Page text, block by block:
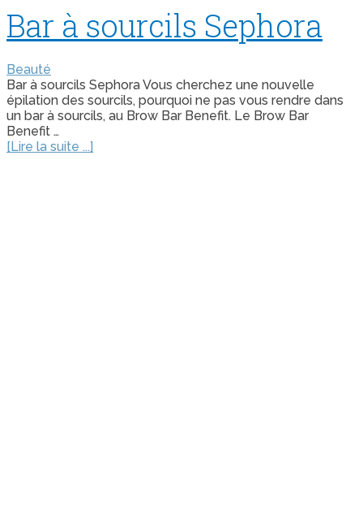
Bar à sourcils Sephora
Beauté
Bar à sourcils Sephora Vous cherchez une nouvelle
épilation des sourcils, pourquoi ne pas vous rendre dans
un bar à sourcils, au Brow Bar Benefit. Le Brow Bar
Benefit …
[Lire la suite ...]